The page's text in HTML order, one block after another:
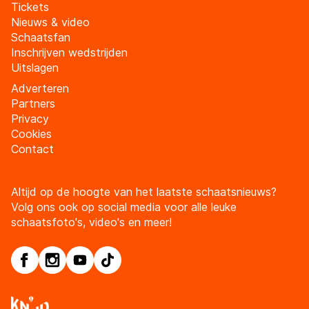
Tickets
Nieuws & video
Schaatsfan
Inschrijven wedstrijden
Uitslagen
Adverteren
Partners
Privacy
Cookies
Contact
Altijd op de hoogte van het laatste schaatsnieuws?
Volg ons ook op social media voor alle leuke
schaatsfoto's, video's en meer!